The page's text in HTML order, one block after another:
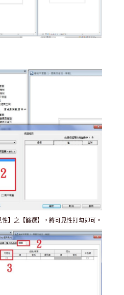
】之【篩選】，將可見性打勾即可。